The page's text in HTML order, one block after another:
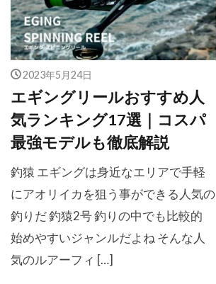
2023年5月24日
エギングリールおすすめ人
気ランキング17選｜コスパ
最強モデルも徹底解説
釣猿 エギングは身近なエリアで手軽
にアオリイカを狙う事ができる人気の
釣りだ 釣猿2号 釣りの中でも比較的
始めやすいジャンルだよね そんな人
気のルアーフィ […]